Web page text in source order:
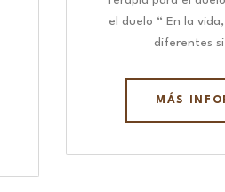
el duelo “ En la
diferentes
MÁS